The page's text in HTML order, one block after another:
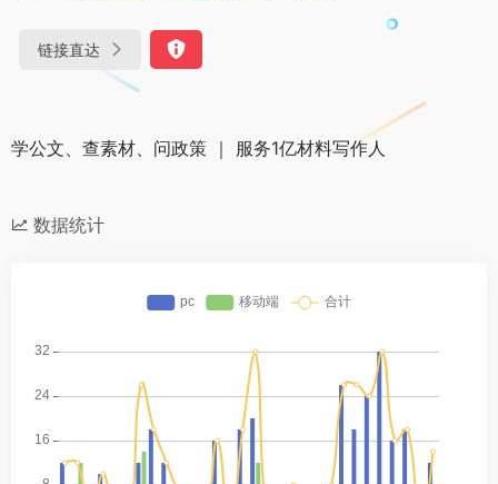
链接直达
学公文、查素材、问政策 ｜ 服务1亿材料写作人
数据统计